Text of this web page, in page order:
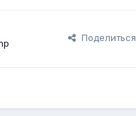
Поделиться